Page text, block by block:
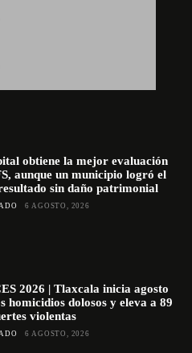
obtiene la mejor evaluación
aunque un municipio logró el
sin daño patrimonial
6 AGOSTO, 2026
2026 | Tlaxcala inicia agosto
homicidios dolosos y eleva a 89
violentas
6 AGOSTO, 2026